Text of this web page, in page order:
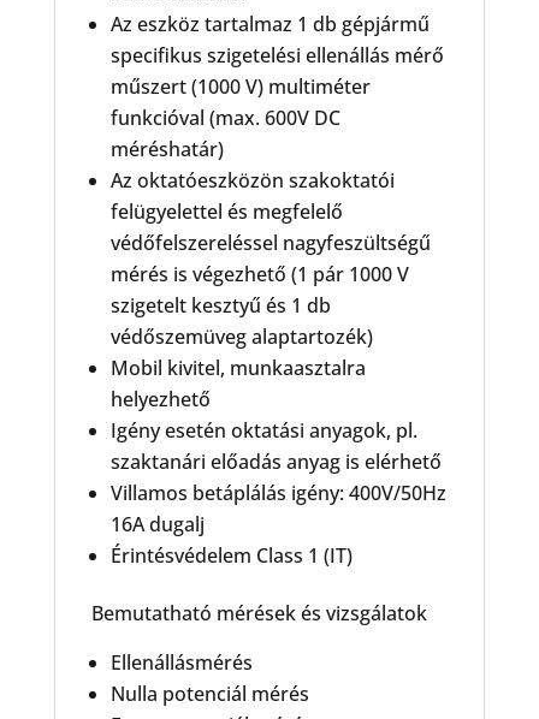
Az eszköz tartalmaz 1 db gépjármű
specifikus szigetelési ellenállás mérő
műszert (1000 V) multiméter
funkcióval (max. 600V DC
méréshatár)
Az oktatóeszközön szakoktatói
felügyelettel és megfelelő
védőfelszereléssel nagyfeszültségű
mérés is végezhető (1 pár 1000 V
szigetelt kesztyű és 1 db
védőszemüveg alaptartozék)
Mobil kivitel, munkaasztalra
helyezhető
Igény esetén oktatási anyagok, pl.
szaktanári előadás anyag is elérhető
Villamos betáplálás igény: 400V/50Hz
16A dugalj
Érintésvédelem Class 1 (IT)
Bemutatható mérések és vizsgálatok
Ellenállásmérés
Nulla potenciál mérés